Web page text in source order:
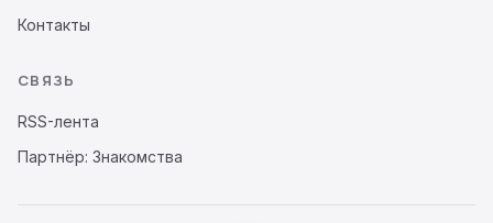
Контакты
СВЯЗЬ
RSS-лента
Партнёр: Знакомства